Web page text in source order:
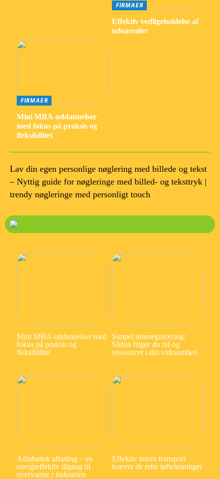
FIRMAER
Effektiv vedligeholdelse af
udearealer
FIRMAER
Mini MBA-uddannelser
med fokus på praksis og
fleksibilitet
Lav din egen personlige nøglering med billede og tekst
– Nyttig guide for nøgleringe med billed- og teksttryk |
trendy nøgleringe med personligt touch
Mini MBA-uddannelser med
fokus på praksis og
fleksibilitet
Simpel timeregistrering:
Sådan frigør du tid og
ressourcer i din virksomhed
Adiabatisk afkøling – en
energieffektiv tilgang til
overvarme i industrien
Effektiv intern transport
kræver de rette løfteløsninger